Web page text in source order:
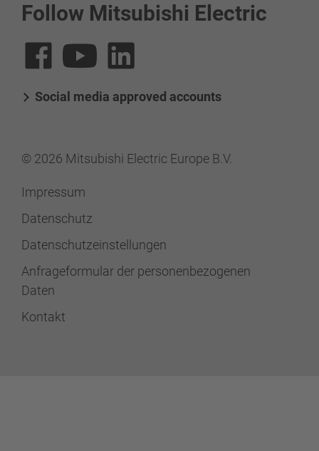
Follow Mitsubishi Electric
Social media approved accounts
© 2026 Mitsubishi Electric Europe B.V.
Impressum
Datenschutz
Datenschutzeinstellungen
Anfrageformular der personenbezogenen
Daten
Kontakt